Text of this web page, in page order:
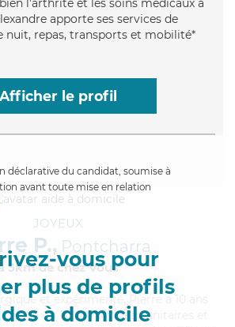
l'arthrite et les soins médicaux à
apporte ses services de
nuit, repas, transports et mobilité*
Afficher le profil
déclarative du candidat, soumise à
avant toute mise en relation
vous pour
plus de profils
à domicile
JOYEUX
P., Pontcharra
5km de chez Vous
et expérimenté, Pierre a 10 ans
un BEP Carrières Sanitaires et